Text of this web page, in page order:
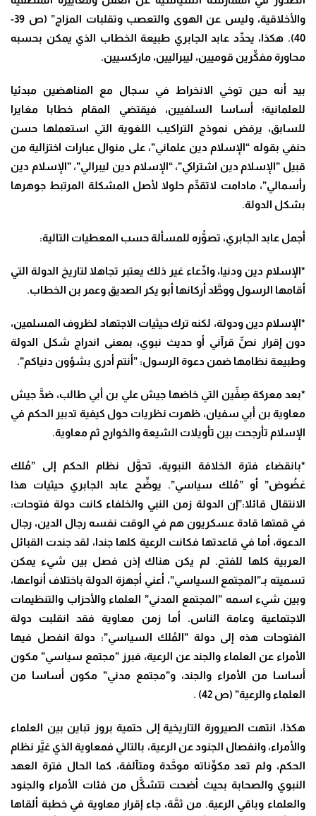
والأخلاقية، وليس عن الهوى والتعصب وتقلبات المزاج” (ص 39-
40). هكذا، يحدِّد عابد الجابري طبيعة الخطاب الذي يمكن بحسبه
محاورة مفكِّرين قوميين، ليبراليين، ماركسيين.
بيد أنه حين توخي الانخراط في سجال مع المناهضين مبدئيا
للعلمانية؛ أساسا السلفيين، فيقتضي المقام خطابا مغايرا
للسابق، يرفض نموذج التراكيب اللغوية التي استعملها حسن
حنفي بقوله “الإسلام دين علماني”، على منوال عبارات اختزالية من
قبيل ”الإسلام دين اشتراكي”، “الإسلام دين ليبرالي”، ”الإسلام دين
رأسمالي”، مادامت لاتقدِّم حلولا لأصل المشكلة المرتبط جوهرها
بشكل الدولة.
أجمل عابد الجابري، تصوُّره للمسألة حسب المعطيات التالية:
*الإسلام دين ودنيا، وادِّعاء غير ذلك يعتبر تجاهلا لتاريخ الدولة التي
أقامها الرسول ووطَّد أركانها أبو يكر الصديق وعمر بن الخطاب.
*الإسلام دين ودولة، لكنه ترك حيثيات الاجتهاد لظروف المسلمين،
دون إقرار نصٍّ قرآني أو حديث نبوي، بمعنى اندراج شكل الدولة
وطبيعة نظامها ضمن دعوة الرسول: ”أنتم أدرى بشؤون دنياكم”.
*بعد معركة صِفِّين التي خاضها جيش علي بن أبي طالب، ضدَّ جيش
معاوية بن أبي سفيان، ظهرت نظريات حول كيفية تدبير الحكم في
الإسلام تأرجحت بين تأويلات الشيعة والخوارج ثم معاوية.
*بانقضاء فترة الخلافة النبوية، تحوَّل نظام الحكم إلى ”مُلك
عَضُوض” أو ”مُلك سياسي”. يوضِّح عابد الجابري حيثيات هذا
الانتقال قائلا:”إن الدولة زمن النبي والخلفاء كانت دولة فتوحات:
في قمتها قادة عسكريون هم في الوقت نفسه رجال الدين، رجال
الدعوة، أما في قاعدتها فكانت الرعية كلها جندا، لقد جندت القبائل
العربية كلها للفتح. لم يكن هناك إذن فصل بين شيء يمكن
تسميته بـ”المجتمع السياسي”، أعني أجهزة الدولة باختلاف أنواعها،
وبين شيء اسمه ”المجتمع المدني” العلماء والأحزاب والتنظيمات
الاجتماعية وعامة الناس. أما زمن معاوية فقد انقلبت دولة
الفتوحات هذه إلى دولة ”المُلك السياسي”: دولة انفصل فيها
الأمراء عن العلماء والجند عن الرعية، فبرز ”مجتمع سياسي” مكون
أساسا من الأمراء والجند، و”مجتمع مدني” مكون أساسا من
العلماء والرعية” (ص 42) .
هكذا، انتهت الصيرورة التاريخية إلى حتمية بروز تباين بين العلماء
والأمراء، وانفصال الجنود عن الرعية، بالتالي فمعاوية الذي غيَّر نظام
الحكم، ولم تعد مكوِّناته موحَّدة ومتآلفة، كما الحال فترة العهد
النبوي والصحابة بحيث أضحت تتشكَّل من فئات الأمراء والجنود
والعلماء وباقي الرعية. من ثمَّة، جاء إقرار معاوية في خطبة ألقاها